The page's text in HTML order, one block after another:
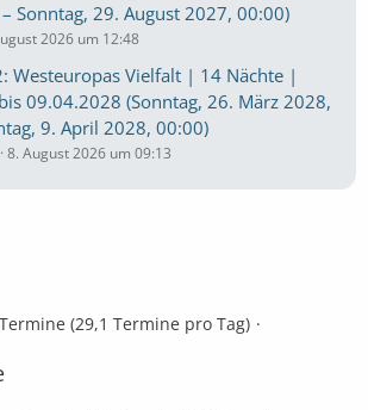
Sonntag, 29. August 2027, 00:00)
2026 um 12:48
Westeuropas Vielfalt | 14 Nächte |
09.04.2028 (Sonntag, 26. März 2028,
9. April 2028, 00:00)
8. August 2026 um 09:13
(29,1 Termine pro Tag)